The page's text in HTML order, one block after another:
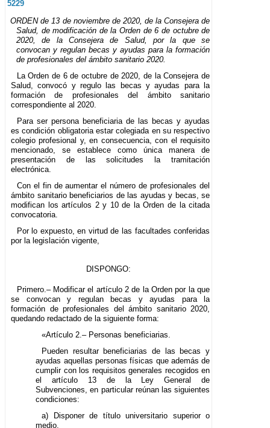
5229
ORDEN de 13 de noviembre de 2020, de la Consejera de
Salud, de modificación de la Orden de 6 de octubre de
2020, de la Consejera de Salud, por la que se
convocan y regulan becas y ayudas para la formación
de profesionales del ámbito sanitario 2020.
La Orden de 6 de octubre de 2020, de la Consejera de
Salud, convocó y regulo las becas y ayudas para la
formación de profesionales del ámbito sanitario
correspondiente al 2020.
Para ser persona beneficiaria de las becas y ayudas
es condición obligatoria estar colegiada en su respectivo
colegio profesional y, en consecuencia, con el requisito
mencionado, se establece como única manera de
presentación de las solicitudes la tramitación
electrónica.
Con el fin de aumentar el número de profesionales del
ámbito sanitario beneficiarios de las ayudas y becas, se
modifican los artículos 2 y 10 de la Orden de la citada
convocatoria.
Por lo expuesto, en virtud de las facultades conferidas
por la legislación vigente,
DISPONGO:
Primero.– Modificar el artículo 2 de la Orden por la que
se convocan y regulan becas y ayudas para la
formación de profesionales del ámbito sanitario 2020,
quedando redactado de la siguiente forma:
«Artículo 2.– Personas beneficiarias.
Pueden resultar beneficiarias de las becas y
ayudas aquellas personas físicas que además de
cumplir con los requisitos generales recogidos en
el artículo 13 de la Ley General de
Subvenciones, en particular reúnan las siguientes
condiciones:
a) Disponer de título universitario superior o
medio.